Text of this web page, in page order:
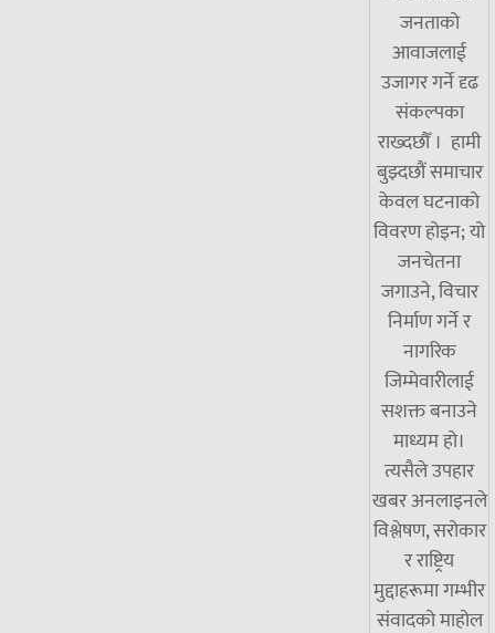
जनताको
आवाजलाई
उजागर गर्ने दृढ
संकल्पका
राख्दछौँ । हामी
बुझ्दछौं समाचार
केवल घटनाको
विवरण होइन; यो
जनचेतना
जगाउने, विचार
निर्माण गर्ने र
नागरिक
जिम्मेवारीलाई
सशक्त बनाउने
माध्यम हो।
त्यसैले उपहार
खबर अनलाइनले
विश्लेषण, सरोकार
र राष्ट्रिय
मुद्दाहरूमा गम्भीर
संवादको माहोल